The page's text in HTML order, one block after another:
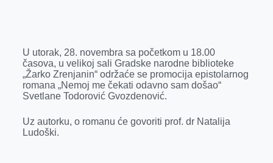
b
o
o
e
n
g
r
e
d
I
r
s
A
p
l
U utorak, 28. novembra sa početkom u 18.00
časova, u velikoj sali Gradske narodne biblioteke
„Žarko Zrenjanin“ održaće se promocija epistolarnog
romana „Nemoj me čekati odavno sam došao“
Svetlane Todorović Gvozdenović.
Uz autorku, o romanu će govoriti prof. dr Natalija
Ludoški.